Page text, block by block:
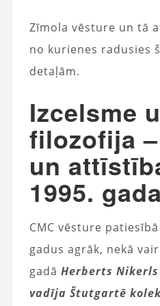
Zīmola vēsture un tā
no kurienes radusies
detaļām.
Izcelsme
filozofija
un
1995. gada
CMC vēsture
gadus agrāk, nekā
gadā Herberts Nikerls
vadīja Štutgartē